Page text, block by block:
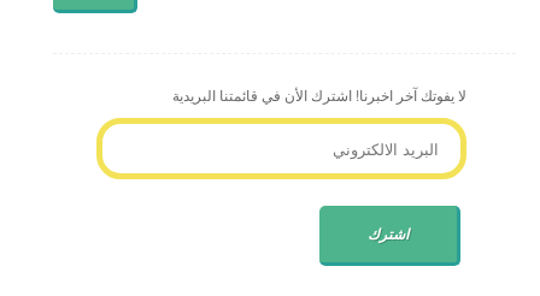
لا يفوتك آخر اخبرنا! اشترك الأن في قائمتنا البريدية